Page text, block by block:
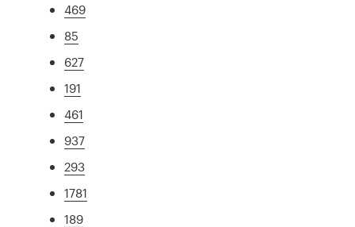
469
85
627
191
461
937
293
1781
189